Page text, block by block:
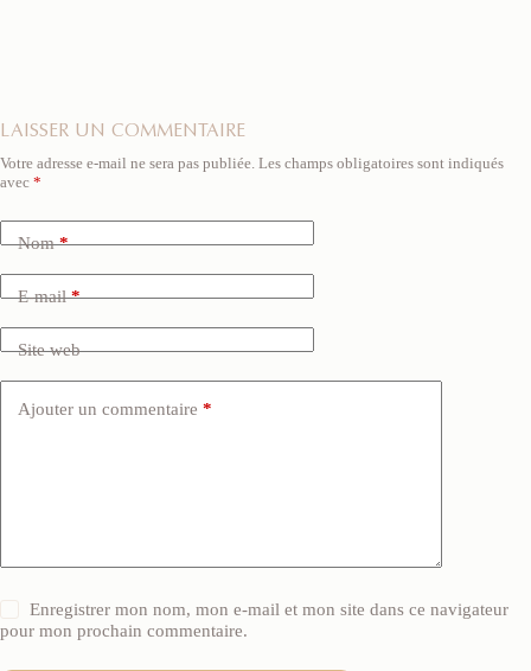
LAISSER UN COMMENTAIRE
Votre adresse e-mail ne sera pas publiée. Les champs obligatoires sont indiqués
avec *
Nom*
E-mail*
Site web
Ajouter un commentaire *
Enregistrer mon nom, mon e-mail et mon site dans ce navigateur
pour mon prochain commentaire.